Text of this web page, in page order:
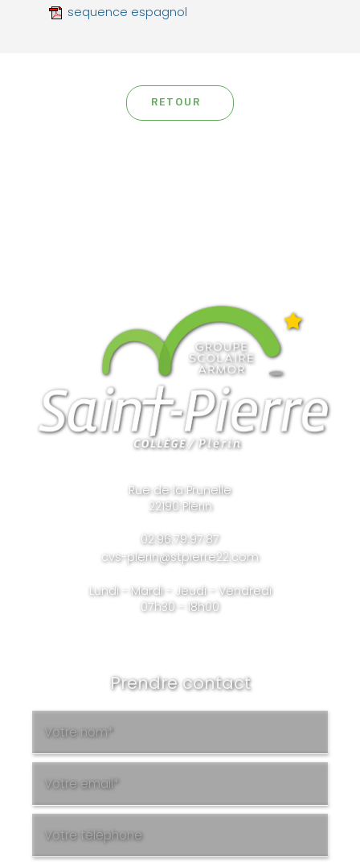
sequence espagnol
RETOUR
Rue de la Prunelle
22190 Plérin
02.96.79.97.87
cvs-plerin@stpierre22.com
Lundi - Mardi - Jeudi - Vendredi
07h30 - 18h00
Prendre contact